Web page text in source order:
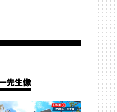
先生像